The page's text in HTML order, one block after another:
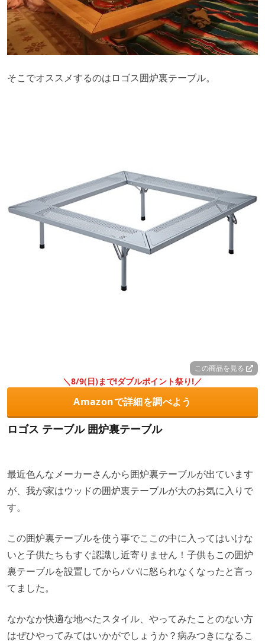
そこでオススメするのはロゴス囲炉裏テーブル。
この商品を見る
＼8/9(日)まで!ダブルポイント祭り!／
Amazonで詳細を調べよう
ロゴス テーブル 囲炉裏テーブル
最近色んなメーカーさんから囲炉裏テーブルが出ています
が、我が家はウッドの囲炉裏テーブルが大のお気に入りで
す。
この囲炉裏テーブルを使う事でここの中に入ってはいけな
いと子供たちもすぐ認識し近寄りません！子供もこの囲炉
裏テーブルを設置してからパパに怒られなくなったと言っ
てました。
なかなか快適な地べたスタイル、やってみたことのない方
はぜひやってみてはいかがでしょうか？病みつきになるこ